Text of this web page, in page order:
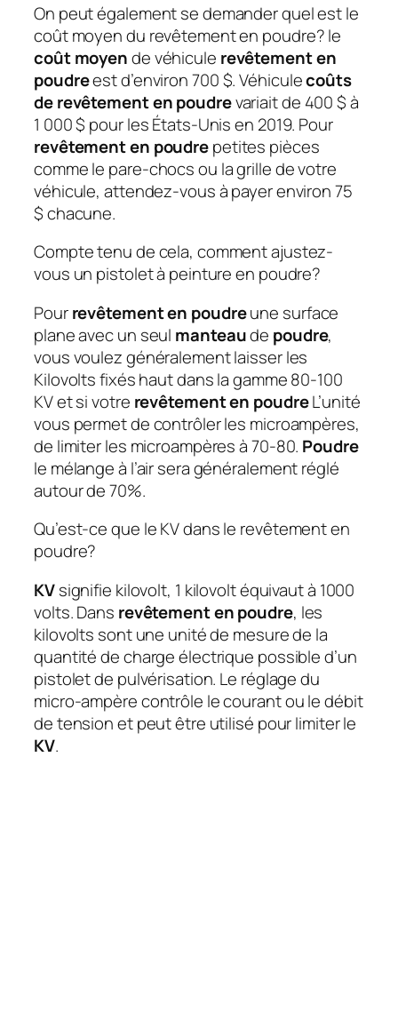
On peut également se demander quel est le
coût moyen du revêtement en poudre?le
coût moyende véhicule revêtement en
poudreest d’environ 700 $. Véhiculecoûts
de revêtement en poudrevariait de 400 $ à
1 000 $ pour les États-Unis en 2019. Pour
revêtement en poudrepetites pièces
comme le pare-chocs ou la grille de votre
véhicule, attendez-vous à payer environ 75
$ chacune.
Compte tenu de cela, comment ajustez-
vous un pistolet à peinture en poudre?
Pourrevêtement en poudreune surface
plane avec un seul manteaude poudre,
vous voulez généralement laisser les
Kilovolts fixés haut dans la gamme 80-100
KV et si votre revêtement en poudreL’unité
vous permet de contrôler les microampères,
de limiter les microampères à 70-80. Poudre
le mélange à l’air sera généralement réglé
autour de 70%.
Qu’est-ce que le KV dans le revêtement en
poudre?
KVsignifie kilovolt, 1 kilovolt équivaut à 1000
volts. Dans revêtement en poudre, les
kilovolts sont une unité de mesure de la
quantité de charge électrique possible d’un
pistolet de pulvérisation. Le réglage du
micro-ampère contrôle le courant ou le débit
de tension et peut être utilisé pour limiter le
KV.